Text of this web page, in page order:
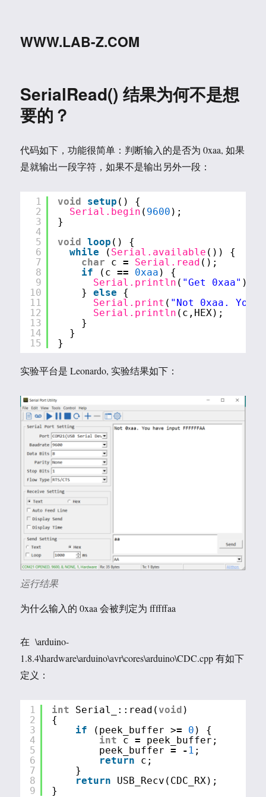
WWW.LAB-Z.COM
SerialRead() 结果为何不是想
要的？
代码如下，功能很简单：判断输入的是否为 0xaa, 如果
是就输出一段字符，如果不是输出另外一段：
1
2
3
4
5
6
7
8
9
10
11
12
13
14
15
void setup () {
Serial.begin ( 9600 );
}
void
loop () {
while
( Serial.available ()) {
char
c = Serial.read ();
if
(c == 0xaa ) {
Serial.println ( "Get 0xaa" );
} else
{
Serial.print ( "Not 0xaa. You
Serial.println (c,HEX);
}
}
}
实验平台是 Leonardo, 实验结果如下：
运行结果
为什么输入的 0xaa 会被判定为 ffffffaa
在 \arduino-
1.8.4\hardware\arduino\avr\cores\arduino\CDC.cpp 有如下
定义：
1
2
3
4
5
6
7
8
9
int Serial_::read(void )
{
if
(peek_buffer >= 0 ) {
int
c =
peek_buffer;
peek_buffer = - 1 ;
return
c;
}
return
USB_Recv(CDC_RX);
}